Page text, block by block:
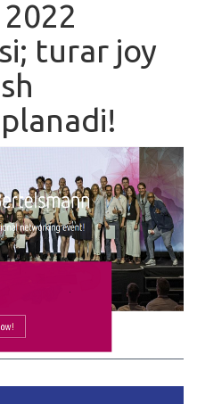
turar joy